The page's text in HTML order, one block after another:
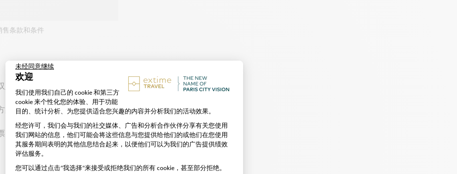
售条款和条件
房住宿）
案）